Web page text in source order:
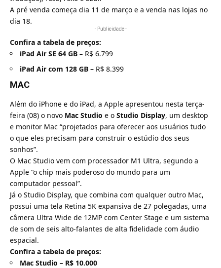
A pré venda começa dia 11 de março e a venda nas lojas no
dia 18.
- Publicidade -
Confira a tabela de preços:
iPad Air SE 64 GB – R$ 6.799
iPad Air com 128 GB – R$ 8.399
MAC
Além do iPhone e do iPad, a Apple apresentou nesta terça-
feira (08) o novo Mac Studio e o Studio Display, um desktop
e monitor Mac “projetados para oferecer aos usuários tudo
o que eles precisam para construir o estúdio dos seus
sonhos”.
O Mac Studio vem com processador M1 Ultra, segundo a
Apple “o chip mais poderoso do mundo para um
computador pessoal”.
Já o Studio Display, que combina com qualquer outro Mac,
possui uma tela Retina 5K expansiva de 27 polegadas, uma
câmera Ultra Wide de 12MP com Center Stage e um sistema
de som de seis alto-falantes de alta fidelidade com áudio
espacial.
Confira a tabela de preços:
Mac Studio – R$ 10.000